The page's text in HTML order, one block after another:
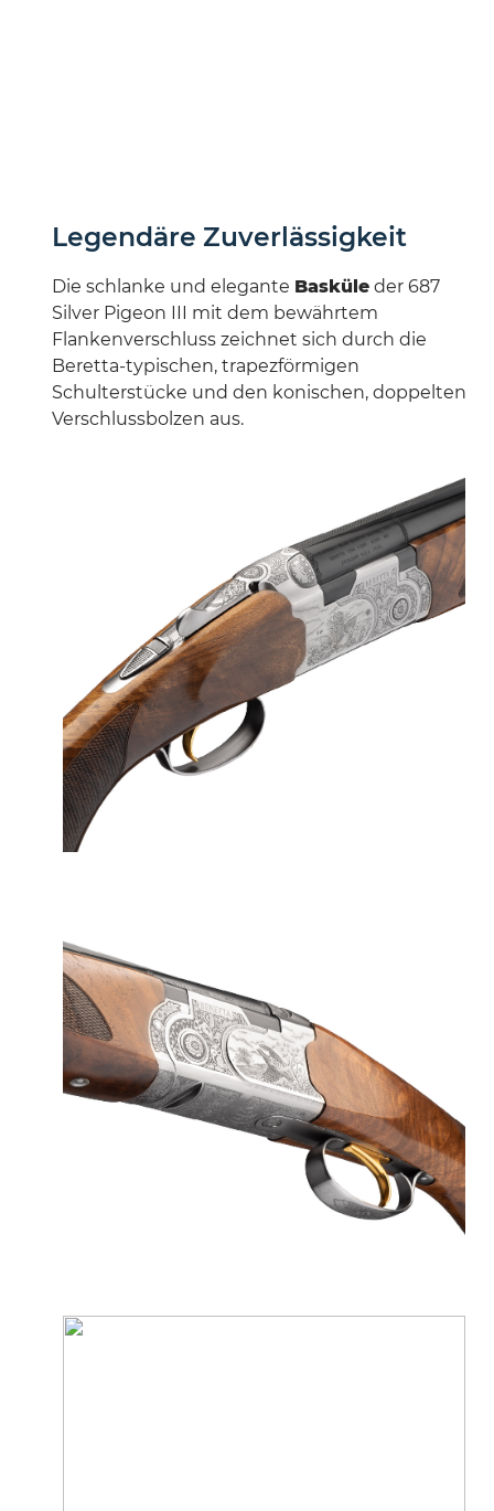
Legendäre Zuverlässigkeit
Die schlanke und elegante Basküle der 687
Silver Pigeon III mit dem bewährtem
Flankenverschluss zeichnet sich durch die
Beretta-typischen, trapezförmigen
Schulterstücke und den konischen, doppelten
Verschlussbolzen aus.